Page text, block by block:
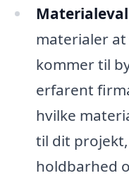
materialer
kommer til
erfarent
hvilke
til dit
holdbarhed